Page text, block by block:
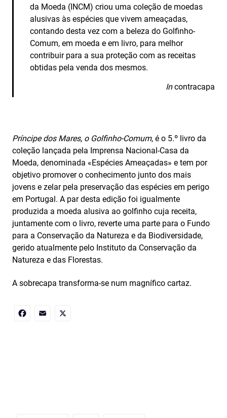
da Moeda (INCM) criou uma coleção de moedas
alusivas às espécies que vivem ameaçadas,
contando desta vez com a beleza do Golfinho-
Comum, em moeda e em livro, para melhor
contribuir para a sua proteção com as receitas
obtidas pela venda dos mesmos.
Incontracapa
Príncipe dos Mares, o Golfinho-Comum, é o 5.º livro da
coleção lançada pela Imprensa Nacional-Casa da
Moeda, denominada «Espécies Ameaçadas» e tem por
objetivo promover o conhecimento junto dos mais
jovens e zelar pela preservação das espécies em perigo
em Portugal. A par desta edição foi igualmente
produzida a moeda alusiva ao golfinho cuja receita,
juntamente com o livro, reverte uma parte para o Fundo
para a Conservação da Natureza e da Biodiversidade,
gerido atualmente pelo Instituto da Conservação da
Natureza e das Florestas.
A sobrecapa transforma-se num magnífico cartaz.